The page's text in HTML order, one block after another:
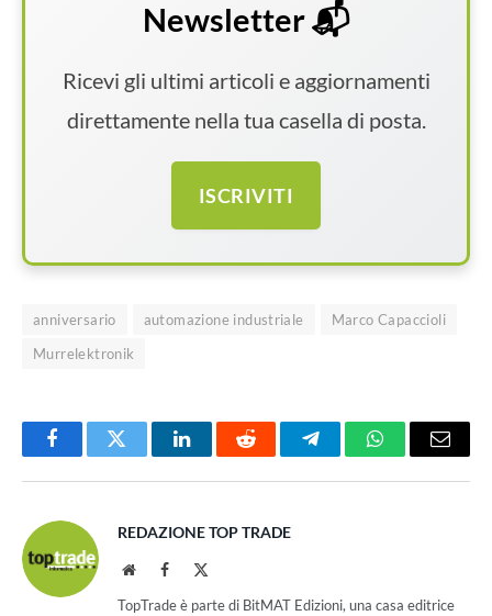
Newsletter 📬
Ricevi gli ultimi articoli e aggiornamenti
direttamente nella tua casella di posta.
ISCRIVITI
anniversario automazione industriale
Marco Capaccioli
Murrelektronik
FacebookTwitter LinkedInReddit TelegramWhatsAppEmail
REDAZIONE TOP TRADE
WebsiteFacebook
TopTrade è parte di BitMAT Edizioni, una casa editrice